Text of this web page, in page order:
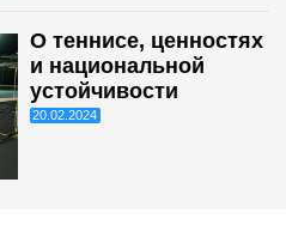
О теннисе, ценностях
и национальной
устойчивости
20.02.2024